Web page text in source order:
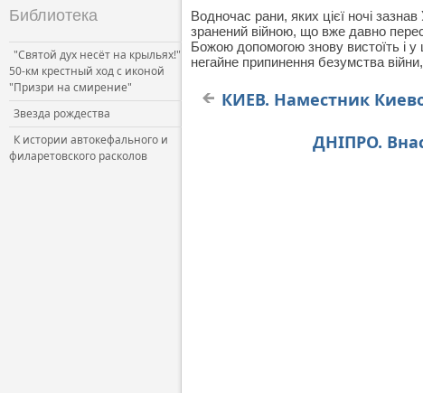
Библиотека
"Святой дух несёт на крыльях!"
50-км крестный ход с иконой
"Призри на смирение"
Звезда рождества
К истории автокефального и
филаретовского расколов
Водночас рани, яких цієї ночі
зранений війною, що вже давно
Божою допомогою знову вистоїть і у
негайне припинення безумства
КИЕВ. Наместник
ДНІПРО.